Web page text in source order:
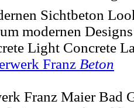
Sichtbeton
modernen
Light Concrete
Franz Beton
Franz Maier Bad